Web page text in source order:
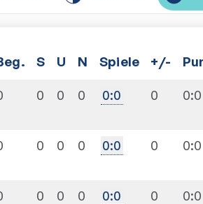
S U N Spiele +/-
0 0 0 0:0 0 0:0
0 0 0 0:0 0 0:0
0 0 0 0:0 0 0:0